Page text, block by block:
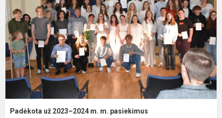
Padėkota už 2023–2024 m. m. pasiekimus